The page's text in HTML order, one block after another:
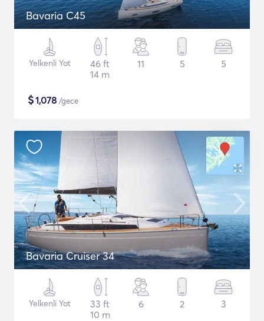
Bavaria C45
Yelkenli Yat
46 ft
14 m
11 5 5
$1,078 /gece
Bavaria Cruiser 34
Yelkenli Yat
33 ft
10 m
6 2 3